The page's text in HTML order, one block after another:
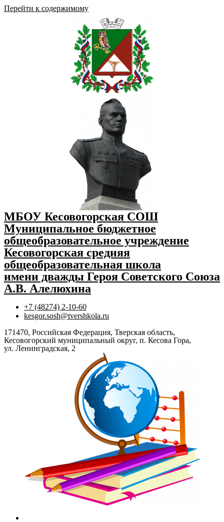
Перейти к содержимому
МБОУ Кесовогорская СОШ
Муниципальное бюджетное
общеобразовательное учреждение
Кесовогорская средняя
общеобразовательная школа
имени дважды Героя Советского Союза
А.В. Алелюхина
+7 (48274) 2-10-60
kesgor.sosh@tvershkola.ru
171470, Российская Федерация, Тверская область,
Кесовогорский муниципальный округ, п. Кесова Гора,
ул. Ленинградская, 2